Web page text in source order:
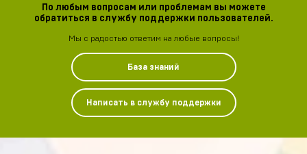
По любым вопросам или проблемам вы можете
обратиться в службу поддержки пользователей.
Мы с радостью ответим на любые вопросы!
База знаний
Написать в службу поддержки